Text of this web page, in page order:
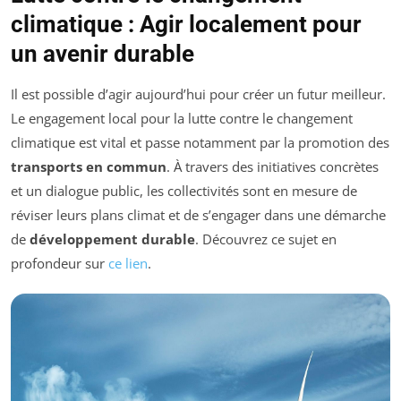
climatique : Agir localement pour
un avenir durable
Il est possible d’agir aujourd’hui pour créer un futur meilleur.
Le engagement local pour la lutte contre le changement
climatique est vital et passe notamment par la promotion des
transports en commun. À travers des initiatives concrètes
et un dialogue public, les collectivités sont en mesure de
réviser leurs plans climat et de s’engager dans une démarche
de développement durable. Découvrez ce sujet en
profondeur sur ce lien.